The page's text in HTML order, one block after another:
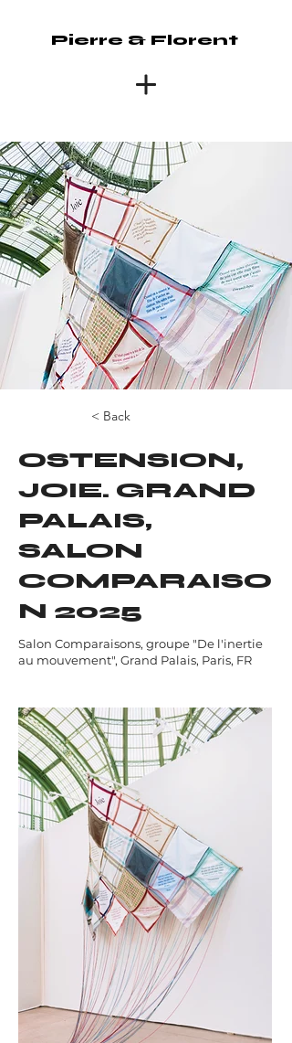
Pierre & Florent
< Back
OSTENSION,
JOIE. GRAND
PALAIS,
SALON
COMPARAISO
N 2025
Salon Comparaisons, groupe "De l'inertie
au mouvement", Grand Palais, Paris, FR